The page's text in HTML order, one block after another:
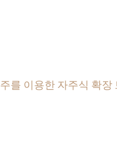
를 이용한 자주식 확장